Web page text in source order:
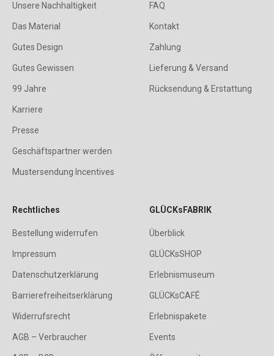
Unsere Nachhaltigkeit
Das Material
Gutes Design
Gutes Gewissen
99 Jahre
Karriere
Presse
Geschäftspartner werden
Mustersendung Incentives
FAQ
Kontakt
Zahlung
Lieferung & Versand
Rücksendung & Erstattung
Rechtliches
Bestellung widerrufen
Impressum
Datenschutzerklärung
Barrierefreiheitserklärung
Widerrufsrecht
AGB – Verbraucher
GLÜCKsFABRIK
Überblick
GLÜCKsSHOP
Erlebnismuseum
GLÜCKsCAFÉ
Erlebnispakete
Events